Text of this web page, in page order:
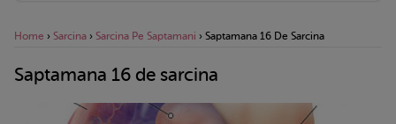
Home › Sarcina › Sarcina Pe Saptamani › Saptamana 16 De Sarcina
Saptamana 16 de sarcina